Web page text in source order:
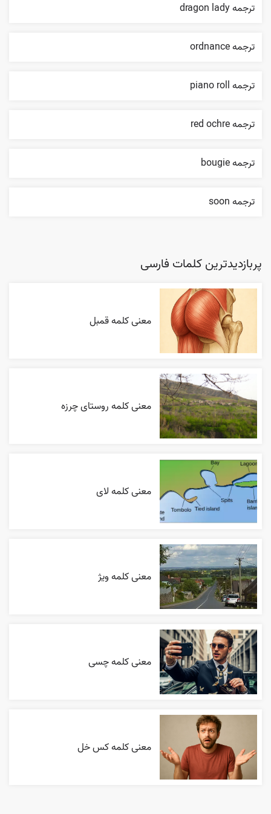
ترجمه dragon lady
ترجمه ordnance
ترجمه piano roll
ترجمه red ochre
ترجمه bougie
ترجمه soon
پربازدیدترین کلمات فارسی
معنی کلمه قمبل
معنی کلمه روستای چرزه
معنی کلمه لای
معنی کلمه ویژ
معنی کلمه چسی
معنی کلمه کس خل